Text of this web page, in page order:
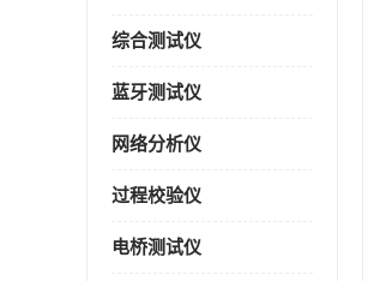
综合测试仪
蓝牙测试仪
网络分析仪
过程校验仪
电桥测试仪